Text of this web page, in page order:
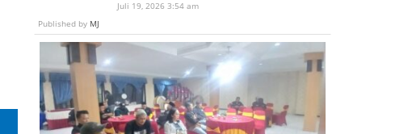
Juli 19, 2026 3:54 am
Published by MJ